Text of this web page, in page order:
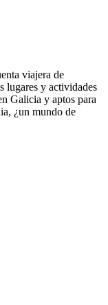
viajera de
lugares y actividades
Galicia y aptos para
¿un mundo de